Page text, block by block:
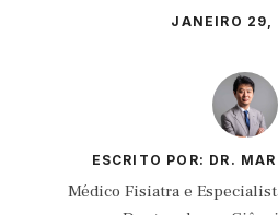
JANEIRO 29,
ESCRITO POR: DR.
Médico Fisiatra e